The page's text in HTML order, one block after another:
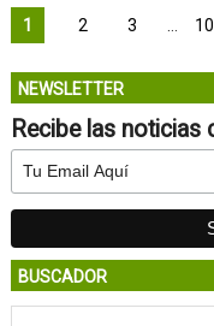
1 2 3 10
NEWSLETTER
Recibe las noticias
BUSCADOR